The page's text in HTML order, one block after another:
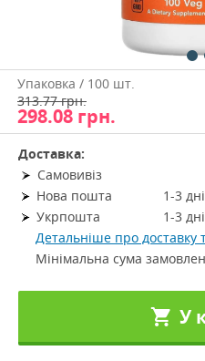
Упаковка / 100 шт.
313.77 грн.
298.08 грн.
Доставка:
Самовивіз
Нова пошта
1-3
Укрпошта
1-3
Детальніше про доставку
Мінімальна сума
У